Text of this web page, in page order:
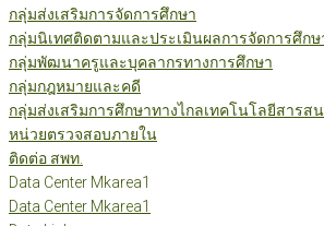
กลุ่มส่งเสริมการจัดการศึกษา
กลุ่มนิเทศติดตามและประเมินผลการจัดการศึกษ
กลุ่มพัฒนาครูและบุคลากรทางการศึกษา
กลุ่มกฎหมายและคดี
กลุ่มส่งเสริมการศึกษาทางไกลเทคโนโลยีสารส
หน่วยตรวจสอบภายใน
ติดต่อ สพท.
Data Center Mkarea1
Data Center Mkarea1